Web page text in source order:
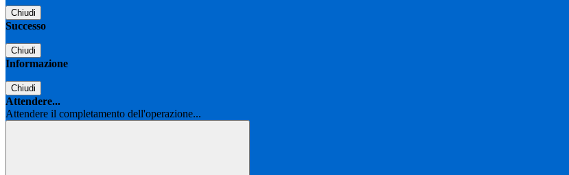
Chiudi
Successo
Chiudi
Informazione
Chiudi
Attendere...
Attendere il completamento dell'operazione...